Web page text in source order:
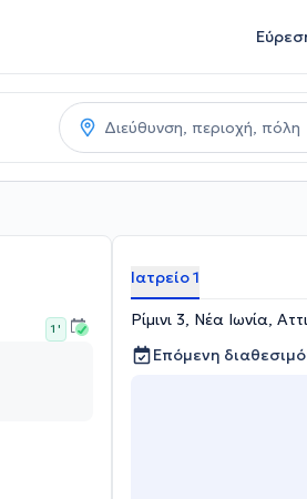
1 '
Ιατρείο 1
Ρίμινι 3, Νέα Ιωνία,
Επόμενη